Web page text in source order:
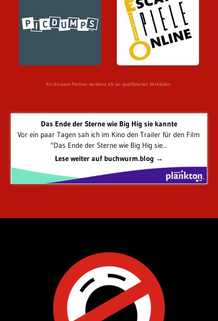
Als Amazon-Partner verdiene ich an qualifizierten Verkäufen.
Das Ende der Sterne wie Big Hig sie kannte
Vor ein paar Tagen sah ich im Kino den Trailer für den Film
"Das Ende der Sterne wie Big Hig sie...
Lese weiter auf buchwurm.blog →